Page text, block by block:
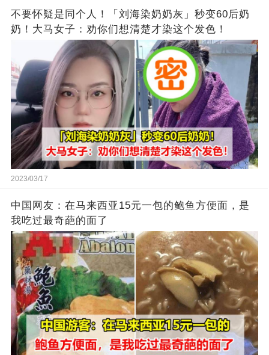
不要怀疑是同个人！「刘海染奶奶灰」秒变60后奶
奶！大马女子：劝你们想清楚才染这个发色！
2023/03/17
中国网友：在马来西亚15元一包的鲍鱼方便面，是
我吃过最奇葩的面了